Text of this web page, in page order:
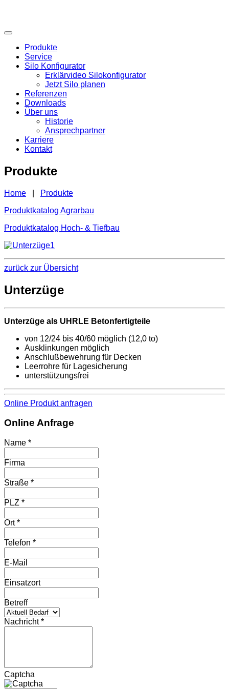
Produkte
Service
Silo Konfigurator
Erklärvideo Silokonfigurator
Jetzt Silo planen
Referenzen
Downloads
Über uns
Historie
Ansprechpartner
Karriere
Kontakt
Produkte
Home
Produkte
Produktkatalog Agrarbau
Produktkatalog Hoch- & Tiefbau
zurück zur Übersicht
Unterzüge
Unterzüge als UHRLE Betonfertigteile
von 12/24 bis 40/60 möglich (12,0 to)
Ausklinkungen möglich
Anschlußbewehrung für Decken
Leerrohre für Lagesicherung
unterstützungsfrei
Online Produkt anfragen
Online Anfrage
Name *
Firma
Straße *
PLZ *
Ort *
Telefon *
E-Mail
Einsatzort
Betreff
Nachricht *
Captcha